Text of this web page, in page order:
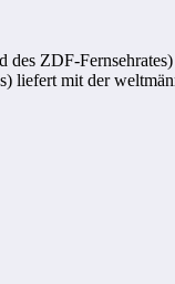
ZDF-
mit der